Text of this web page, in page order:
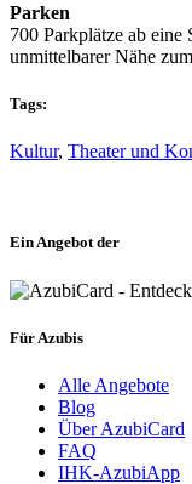
Parken
700 Parkplätze ab
unmittelbarer Nähe
Tags:
Kultur, Theater und
Ein Angebot der
Für Azubis
Alle Angebote
Blog
Über AzubiCard
FAQ
IHK-AzubiApp